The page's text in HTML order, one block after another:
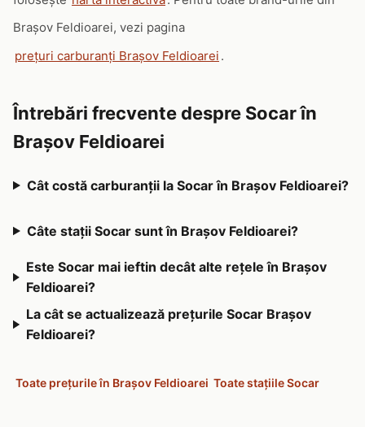
Brașov Feldioarei, vezi pagina
prețuri carburanți Brașov Feldioarei .
Întrebări frecvente despre Socar în
Brașov Feldioarei
Cât costă carburanții la Socar în Brașov Feldioarei?
Câte stații Socar sunt în Brașov Feldioarei?
Este Socar mai ieftin decât alte rețele în Brașov
Feldioarei?
La cât se actualizează prețurile Socar Brașov
Feldioarei?
Toate prețurile în Brașov Feldioarei Toate stațiile Socar